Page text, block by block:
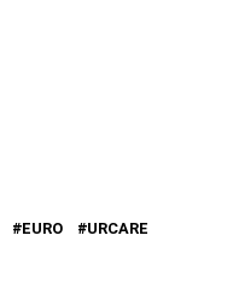
EURO URCARE